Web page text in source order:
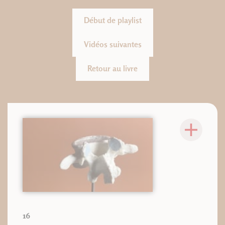
Début de playlist
Vidéos suivantes
Retour au livre
16